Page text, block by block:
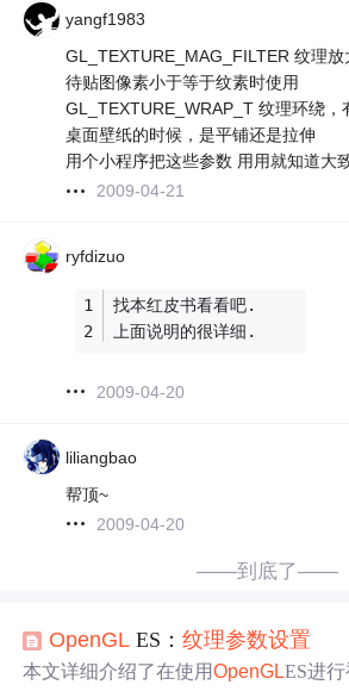
yangf1983
GL_TEXTURE_MAG_FILTER 纹理
待贴图像素小于等于纹素时使用
GL_TEXTURE_WRAP_T 纹理环绕，
桌面壁纸的时候，是平铺还是拉伸
用个小程序把这些参数 用用就知道大
2009-04-21
ryfdizuo
找本红皮书看看吧.
上面说明的很详细.
2009-04-20
liliangbao
帮顶~
2009-04-20
——到底了——
OpenGL ES：纹理参数设置
本文详细介绍了在使用OpenGLES进